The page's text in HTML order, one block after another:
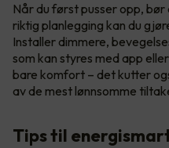
Når du først pusser opp,
riktig planlegging kan du
Installer dimmere,
som kan styres med app
bare komfort – det kutter
av de mest lønnsomme
Tips til